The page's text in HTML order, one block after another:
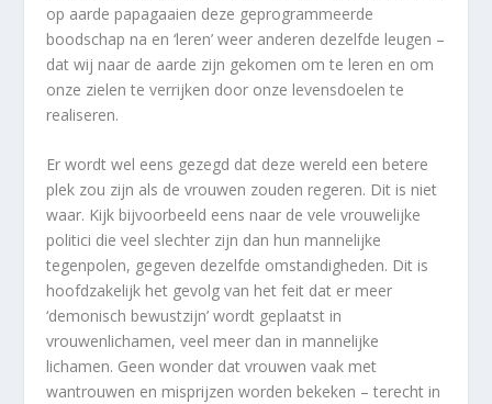
op aarde papagaaien deze geprogrammeerde
boodschap na en ‘leren’ weer anderen dezelfde leugen –
dat wij naar de aarde zijn gekomen om te leren en om
onze zielen te verrijken door onze levensdoelen te
realiseren.
Er wordt wel eens gezegd dat deze wereld een betere
plek zou zijn als de vrouwen zouden regeren. Dit is niet
waar. Kijk bijvoorbeeld eens naar de vele vrouwelijke
politici die veel slechter zijn dan hun mannelijke
tegenpolen, gegeven dezelfde omstandigheden. Dit is
hoofdzakelijk het gevolg van het feit dat er meer
‘demonisch bewustzijn’ wordt geplaatst in
vrouwenlichamen, veel meer dan in mannelijke
lichamen. Geen wonder dat vrouwen vaak met
wantrouwen en misprijzen worden bekeken – terecht in